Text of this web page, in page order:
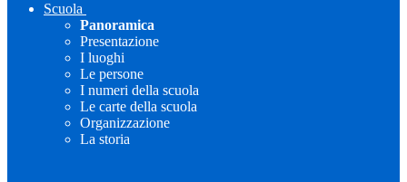
Scuola
Panoramica
Presentazione
I luoghi
Le persone
I numeri della scuola
Le carte della scuola
Organizzazione
La storia